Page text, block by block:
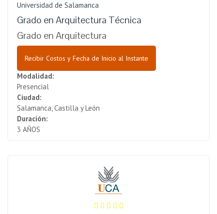
Universidad de Salamanca
Grado en Arquitectura Técnica
Grado en Arquitectura
Recibir Costos y Fecha de Inicio al Instante
Modalidad:
Presencial
Ciudad:
Salamanca, Castilla y León
Duración:
3 AÑOS